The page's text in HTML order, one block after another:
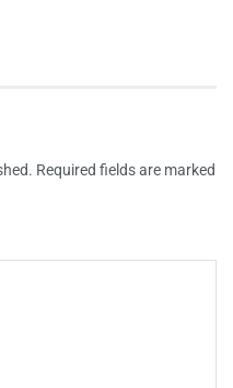
Required fields are marked